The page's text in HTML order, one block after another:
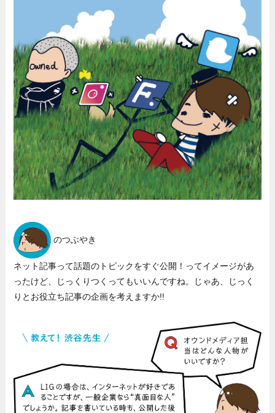
のつぶやき
ネット記事って話題のトピックをすぐ公開！ってイメージがあ
ったけど、じっくりつくってもいいんですね。じゃあ、じっく
りとお役立ち記事の企画を考えますか!!